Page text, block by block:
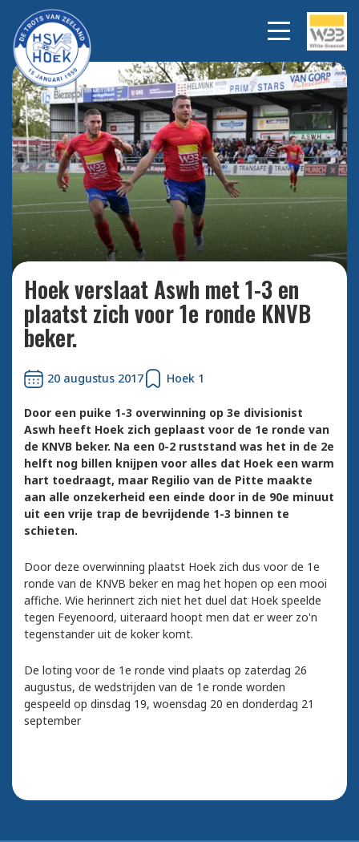
0-2 NIEK VAN SPRUNDEL Bekijk alle foto's
Hoek verslaat Aswh met 1-3 en
plaatst zich voor 1e ronde KNVB
beker.
20 augustus 2017 Hoek 1
Door een puike 1-3 overwinning op 3e divisionist
Aswh heeft Hoek zich geplaast voor de 1e ronde van
de KNVB beker. Na een 0-2 ruststand was het in de 2e
helft nog billen knijpen voor alles dat Hoek een warm
hart toedraagt, maar Regilio van de Pitte maakte
aan alle onzekerheid een einde door in de 90e minuut
uit een vrije trap de bevrijdende 1-3 binnen te
schieten.
Door deze overwinning plaatst Hoek zich dus voor de 1e
ronde van de KNVB beker en mag het hopen op een mooi
affiche. Wie herinnert zich niet het duel dat Hoek speelde
tegen Feyenoord, uiteraard hoopt men dat er weer zo'n
tegenstander uit de koker komt.
De loting voor de 1e ronde vind plaats op zaterdag 26
augustus, de wedstrijden van de 1e ronde worden
gespeeld op dinsdag 19, woensdag 20 en donderdag 21
september